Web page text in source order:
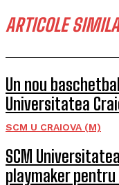
ARTICOLE
Un nou
Universitatea
SCM U CRAIOVA (M)
SCM
playmaker pentru